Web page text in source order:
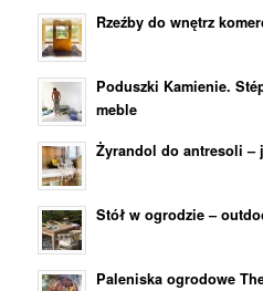
Rzeźby do wnętrz
Poduszki Kamienie.
meble
Żyrandol do antresoli –
Stół w ogrodzie –
Paleniska ogrodowe